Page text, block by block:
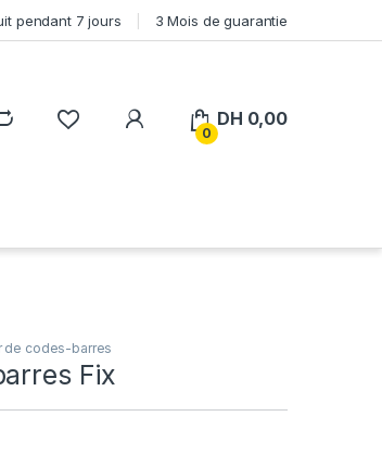
pendant 7 jours 3 Mois de guarantie
0
DH 0,00
de codes-barres
Fix